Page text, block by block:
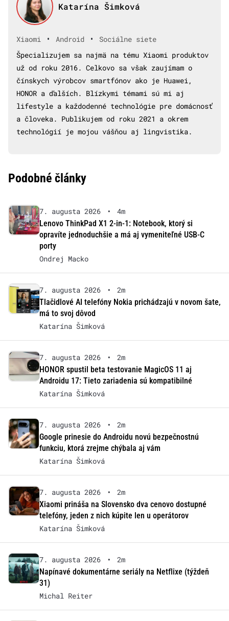
Katarína Šimková
Xiaomi • Android •
Sociálne siete
Špecializujem sa najmä na tému Xiaomi produktov
už od roku 2016. Celkovo sa však zaujímam o
čínskych výrobcov smartfónov ako je Huawei,
HONOR a ďalších. Blízkymi témami sú mi aj
lifestyle a každodenné technológie pre domácnosť
a človeka. Publikujem od roku 2021 a okrem
technológií je mojou vášňou aj lingvistika.
Podobné články
7. augusta 2026 •
4m
Lenovo ThinkPad X1 2-in-1: Notebook, ktorý si
opravíte jednoduchšie a má aj vymeniteľné USB-C
porty
Ondrej Macko
7. augusta 2026 •
2m
Tlačidlové AI telefóny Nokia prichádzajú v novom šate,
má to svoj dôvod
Katarína Šimková
7. augusta 2026 •
2m
HONOR spustil beta testovanie MagicOS 11 aj
Androidu 17: Tieto zariadenia sú kompatibilné
Katarína Šimková
7. augusta 2026 •
2m
Google prinesie do Androidu novú bezpečnostnú
funkciu, ktorá zrejme chýbala aj vám
Katarína Šimková
7. augusta 2026 •
2m
Xiaomi prináša na Slovensko dva cenovo dostupné
telefóny, jeden z nich kúpite len u operátorov
Katarína Šimková
7. augusta 2026 •
2m
Napínavé dokumentárne seriály na Netflixe (týždeň
31)
Michal Reiter